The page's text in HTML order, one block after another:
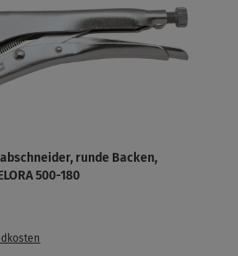
runde Backen,
500-180